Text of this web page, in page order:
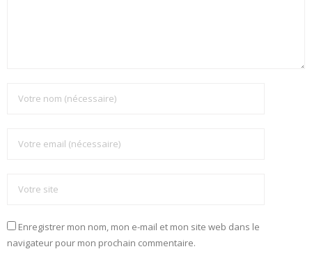
Enregistrer mon nom, mon e-mail et mon site web dans le
navigateur pour mon prochain commentaire.